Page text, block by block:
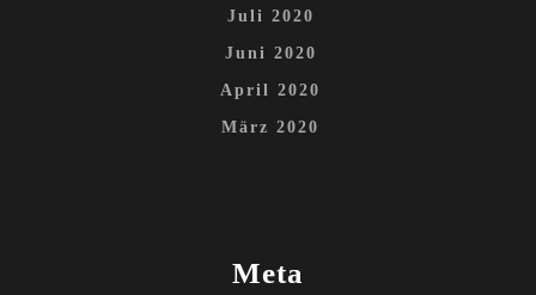
Juli 2020
Juni 2020
April 2020
März 2020
Meta